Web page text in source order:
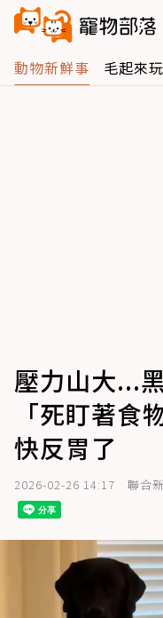
動物新鮮事 毛起來玩
壓力山大...
「死盯著食
快反胃了
2026-02-26 14:17 聯合